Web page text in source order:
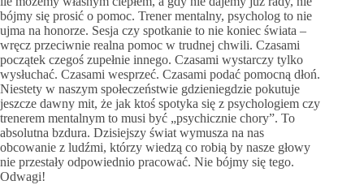
bójmy się prosić o pomoc. Trener mentalny, psycholog to nie
ujma na honorze. Sesja czy spotkanie to nie koniec świata –
wręcz przeciwnie realna pomoc w trudnej chwili. Czasami
początek czegoś zupełnie innego. Czasami wystarczy tylko
wysłuchać. Czasami wesprzeć. Czasami podać pomocną dłoń.
Niestety w naszym społeczeństwie gdzieniegdzie pokutuje
jeszcze dawny mit, że jak ktoś spotyka się z psychologiem czy
trenerem mentalnym to musi być „psychicznie chory”. To
absolutna bzdura. Dzisiejszy świat wymusza na nas
obcowanie z ludźmi, którzy wiedzą co robią by nasze głowy
nie przestały odpowiednio pracować. Nie bójmy się tego.
Odwagi!